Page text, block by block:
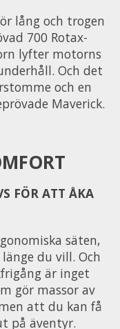
lång och trogen
700 Rotax-
lyfter motorns
Och det
och en
Maverick.
FÖR ATT ÅKA
säten,
du vill. Och
är inget
gör massor av
att du kan få
på äventyr.